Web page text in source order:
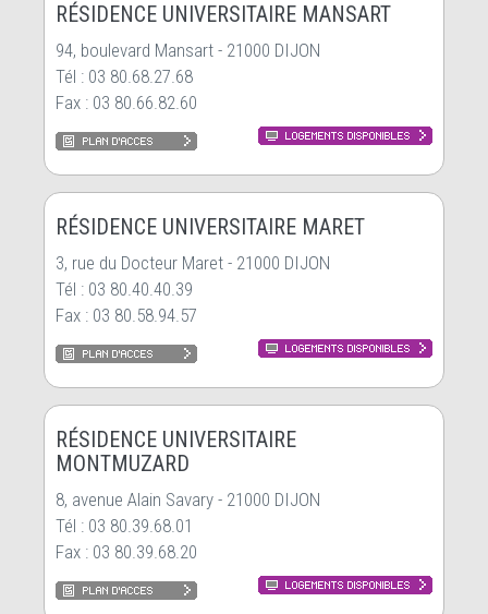
RÉSIDENCE UNIVERSITAIRE MANSART
94, boulevard Mansart - 21000 DIJON
Tél : 03 80.68.27.68
Fax : 03 80.66.82.60
RÉSIDENCE UNIVERSITAIRE MARET
3, rue du Docteur Maret - 21000 DIJON
Tél : 03 80.40.40.39
Fax : 03 80.58.94.57
RÉSIDENCE UNIVERSITAIRE
MONTMUZARD
8, avenue Alain Savary - 21000 DIJON
Tél : 03 80.39.68.01
Fax : 03 80.39.68.20